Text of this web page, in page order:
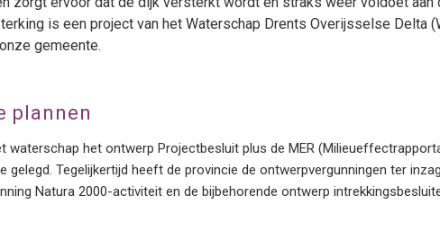
is een project van het Waterschap Drents Overijsselse Delta
gemeente.
plannen
waterschap het ontwerp Projectbesluit plus de MER
gelegd. Tegelijkertijd heeft de provincie de ontwerpvergunningen ter
Natura 2000-activiteit en de bijbehorende ontwerp